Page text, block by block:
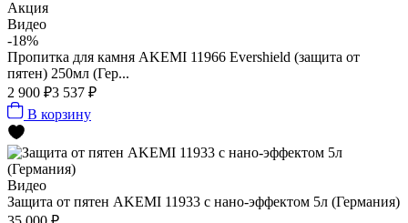
Акция
Видео
-18%
Пропитка для камня AKEMI 11966 Evershield (защита от
пятен) 250мл (Гер...
2 900 ₽3 537 ₽
В корзину
Видео
Защита от пятен AKEMI 11933 с нано-эффектом 5л (Германия)